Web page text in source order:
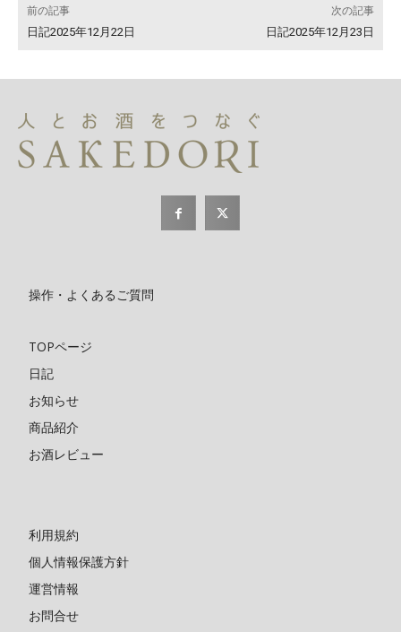
前の記事
日記2025年12月22日
次の記事
日記2025年12月23日
操作・よくあるご質問
TOPページ
日記
お知らせ
商品紹介
お酒レビュー
利用規約
個人情報保護方針
運営情報
お問合せ